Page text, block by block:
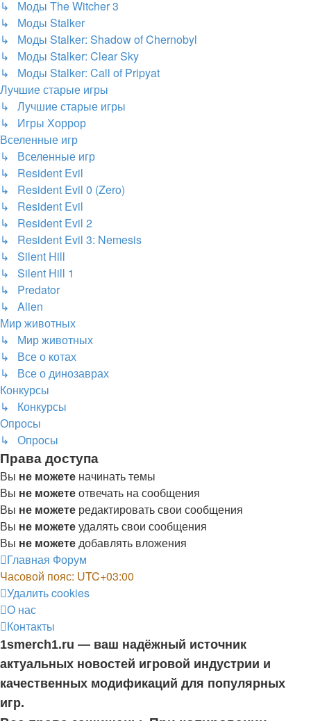
↳ Моды The Witcher 3
↳ Моды Stalker
↳ Моды Stalker: Shadow of Chernobyl
↳ Моды Stalker: Clear Sky
↳ Моды Stalker: Call of Pripyat
Лучшие старые игры
↳ Лучшие старые игры
↳ Игры Хоррор
Вселенные игр
↳ Вселенные игр
↳ Resident Evil
↳ Resident Evil 0 (Zero)
↳ Resident Evil
↳ Resident Evil 2
↳ Resident Evil 3: Nemesis
↳ Silent Hill
↳ Silent Hill 1
↳ Predator
↳ Alien
Мир животных
↳ Мир животных
↳ Все о котах
↳ Все о динозаврах
Конкурсы
↳ Конкурсы
Опросы
↳ Опросы
Права доступа
Вы не можете начинать темы
Вы не можетеотвечать на сообщения
Вы не можете редактировать свои сообщения
Вы не можетеудалять свои сообщения
Вы не можетедобавлять вложения
Главная Форум
Часовой пояс: UTC+03:00
Удалить cookies
О нас
Контакты
1smerch1.ru — ваш надёжный источник
актуальных новостей игровой индустрии и
качественных модификаций для популярных
игр.